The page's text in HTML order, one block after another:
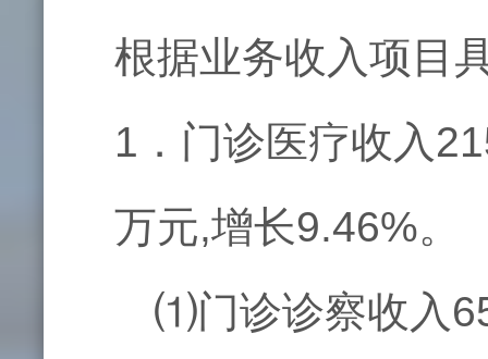
根据业务收入项目
1．门诊医疗收入
万元,增长9.46%。
⑴门诊诊察收入